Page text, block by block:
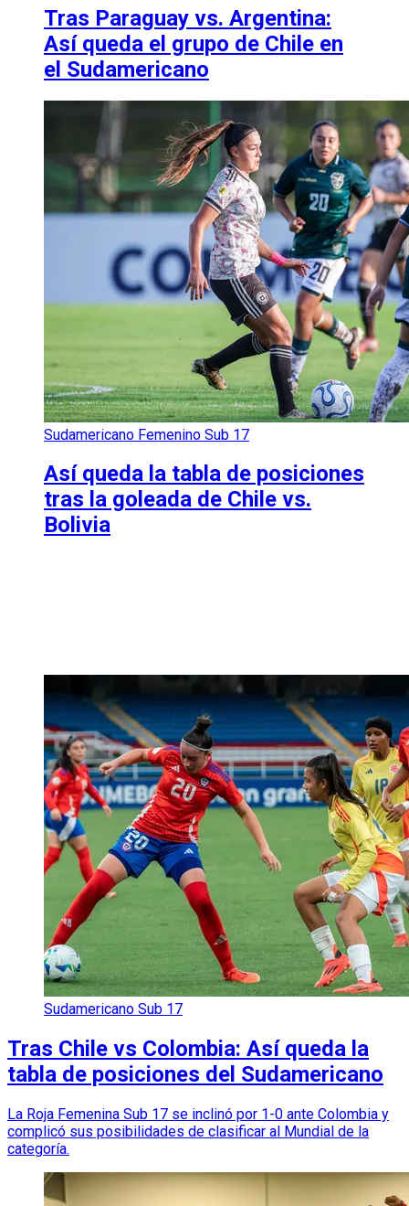
Tras Paraguay vs. Argentina:
Así queda el grupo de Chile en
el Sudamericano
Sudamericano Femenino Sub 17
Así queda la tabla de posiciones
tras la goleada de Chile vs.
Bolivia
Sudamericano Sub 17
Tras Chile vs Colombia: Así queda la
tabla de posiciones del Sudamericano
La Roja Femenina Sub 17 se inclinó por 1-0 ante Colombia y
complicó sus posibilidades de clasificar al Mundial de la
categoría.